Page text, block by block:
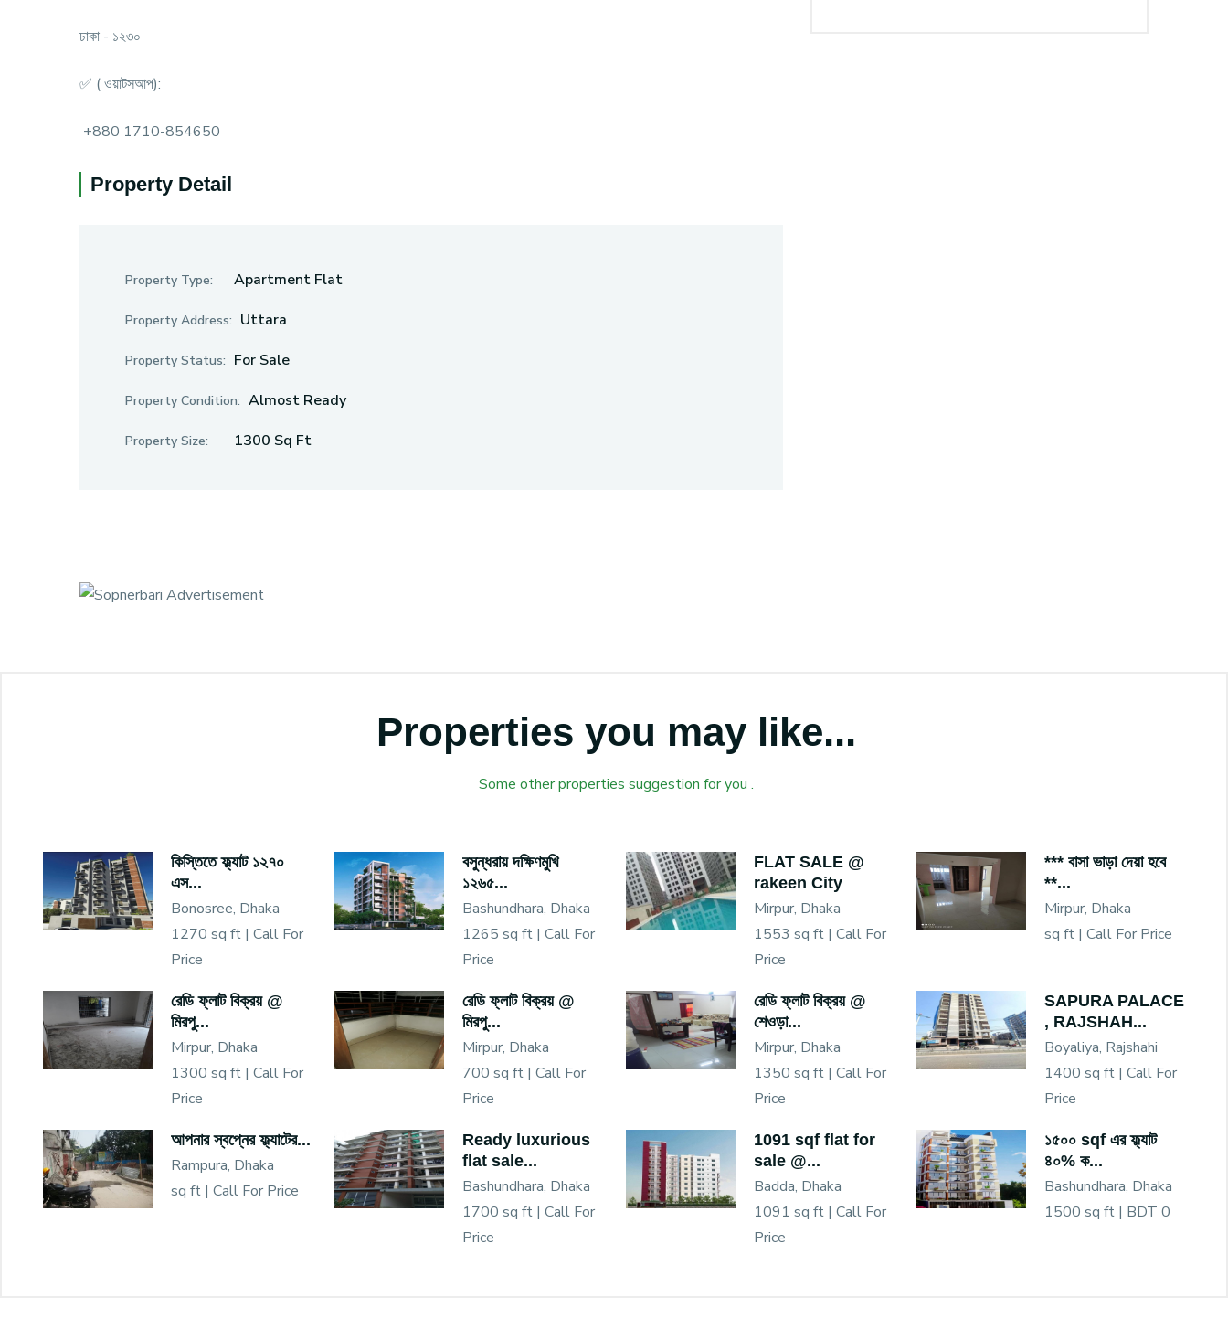
ঢাকা - ১২৩০
✅ ( ওয়াটসআপ):
+880 1710-854650
Property Detail
Property Type: Apartment Flat
Property Address: Uttara
Property Status: For Sale
Property Condition: Almost Ready
Property Size: 1300 Sq Ft
Properties you may like...
Some other properties suggestion for you .
কিস্তিতে ফ্ল্যাট ১২৭০
এস...
Bonosree, Dhaka
1270 sq ft | Call For
Price
বসুন্ধরায় দক্ষিণমুখি
১২৬৫...
Bashundhara, Dhaka
1265 sq ft | Call For
Price
FLAT SALE @
rakeen City
Mirpur, Dhaka
1553 sq ft | Call For
Price
*** বাসা ভাড়া দেয়া হবে
**...
Mirpur, Dhaka
sq ft |Call For Price
রেডি ফ্লাট বিক্রয় @
মিরপু...
Mirpur, Dhaka
1300 sq ft | Call For
Price
রেডি ফ্লাট বিক্রয় @
মিরপু...
Mirpur, Dhaka
700 sq ft | Call For
Price
রেডি ফ্লাট বিক্রয় @
শেওড়া...
Mirpur, Dhaka
1350 sq ft | Call For
Price
SAPURA PALACE
, RAJSHAH...
Boyaliya, Rajshahi
1400 sq ft |Call For
Price
আপনার স্বপ্নের ফ্ল্যাটের...
Rampura, Dhaka
sq ft | Call For Price
Ready luxurious
flat sale...
Bashundhara, Dhaka
1700 sq ft | Call For
Price
1091 sqf flat for
sale @...
Badda, Dhaka
1091 sq ft | Call For
Price
১৫০০ sqf এর ফ্ল্যাট
৪০% ক...
Bashundhara, Dhaka
1500 sq ft | BDT 0